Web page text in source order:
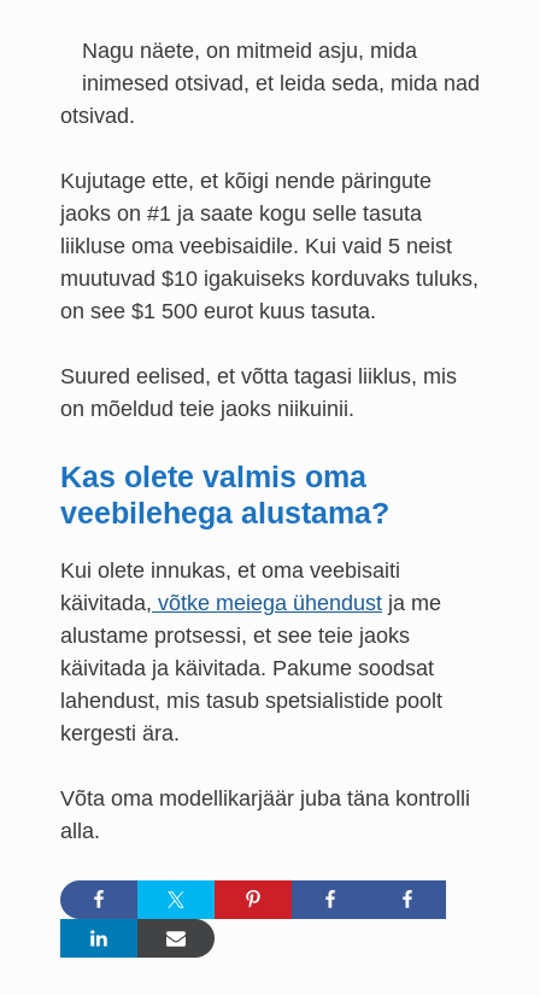
Nagu näete, on mitmeid asju, mida
inimesed otsivad, et leida seda, mida nad
otsivad.
Kujutage ette, et kõigi nende päringute
jaoks on #1 ja saate kogu selle tasuta
liikluse oma veebisaidile. Kui vaid 5 neist
muutuvad $10 igakuiseks korduvaks tuluks,
on see $1 500 eurot kuus tasuta.
Suured eelised, et võtta tagasi liiklus, mis
on mõeldud teie jaoks niikuinii.
Kas olete valmis oma
veebilehega alustama?
Kui olete innukas, et oma veebisaiti
käivitada, võtke meiega ühendust ja me
alustame protsessi, et see teie jaoks
käivitada ja käivitada. Pakume soodsat
lahendust, mis tasub spetsialistide poolt
kergesti ära.
Võta oma modellikarjäär juba täna kontrolli
alla.